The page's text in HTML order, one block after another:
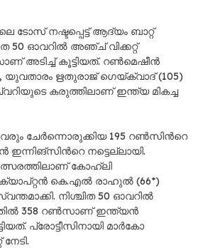
ടോസ് നഷ്ടപ്പെട്ട് ആദ്യം ബാറ്റ്
50 ഓവറിൽ അഞ്ച് വിക്കറ്റ്
അടിച്ച് കൂട്ടിയത്. റൺമെഷീൻ
യുവതാരം ഋതുരാജ് ഗെയ്ക്വാദ് (105)
കരുത്തിലാണ് ഇന്ത്യ മികച്ച
ചേർന്നൊരുക്കിയ 195 റൺസിന്‍റെ
ഇന്നിങ്സിന്‍റെ നട്ടെല്ലായി.
കോഹ്‌ലി
കെ.എൽ രാഹുൽ (66*)
നിശ്ചിത 50 ഓവറിൽ
358 റൺസാണ് ഇന്ത്യൻ
പ്രോട്ടീസിനായി മാർകോ